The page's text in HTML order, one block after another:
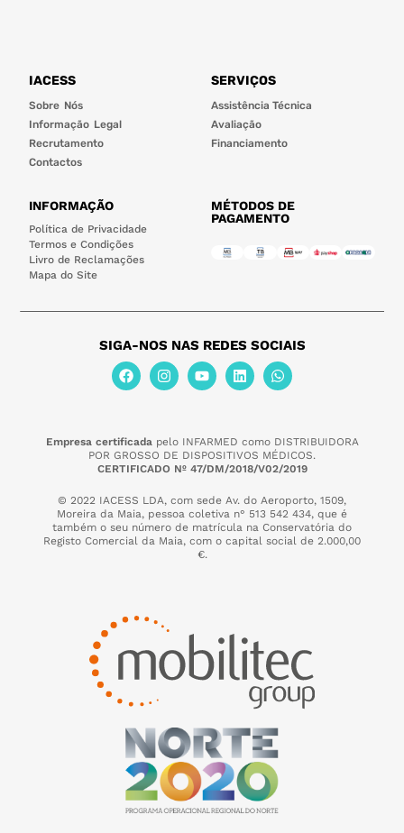
IACESS
Sobre Nós
Informação Legal
Recrutamento
Contactos
SERVIÇOS
Assistência Técnica
Avaliação
Financiamento
INFORMAÇÃO
Política de Privacidade
Termos e Condições
Livro de Reclamações
Mapa do Site
MÉTODOS DE
PAGAMENTO
SIGA-NOS NAS REDES SOCIAIS
Empresa certificada pelo INFARMED como DISTRIBUIDORA
POR GROSSO DE DISPOSITIVOS MÉDICOS.
CERTIFICADO Nº 47/DM/2018/V02/2019
© 2022 IACESS LDA, com sede Av. do Aeroporto, 1509,
Moreira da Maia, pessoa coletiva n° 513 542 434, que é
também o seu número de matrícula na Conservatória do
Registo Comercial da Maia, com o capital social de 2.000,00
€.